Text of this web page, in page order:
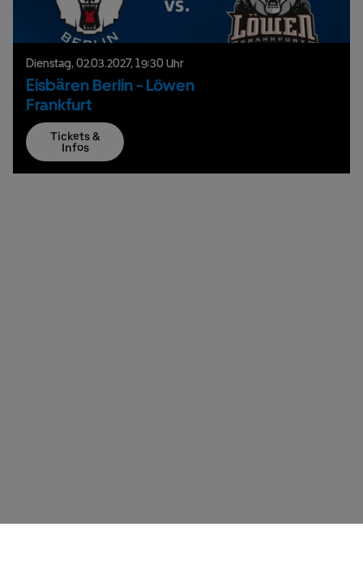
Dienstag, 02.03.2027, 19:30 Uhr
Eisbären Berlin - Löwen
Frankfurt
Tickets &
Infos